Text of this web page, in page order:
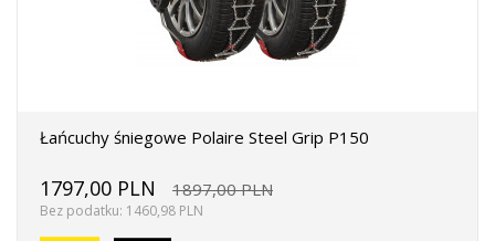
Łańcuchy śniegowe Polaire Steel Grip P150
1797,00 PLN 1897,00 PLN
Bez podatku: 1460,98 PLN